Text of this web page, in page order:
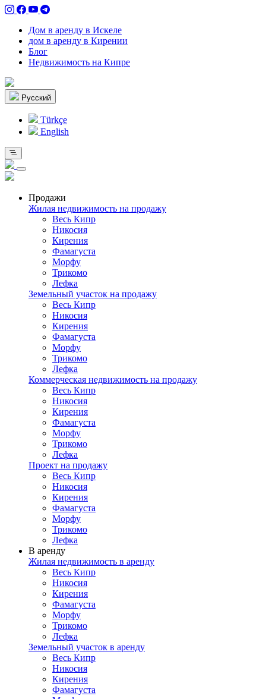
Дом в аренду в Искеле
дом в аренду в Кирении
Блог
Недвижимость на Кипре
Pусский
Türkçe
English
Продажи
Жилая недвижимость на продажу
Весь Кипр
Никосия
Кирения
Фамагуста
Морфу
Трикомо
Лефка
Земельный участок на продажу
Весь Кипр
Никосия
Кирения
Фамагуста
Морфу
Трикомо
Лефка
Коммерческая недвижимость на продажу
Весь Кипр
Никосия
Кирения
Фамагуста
Морфу
Трикомо
Лефка
Проект на продажу
Весь Кипр
Никосия
Кирения
Фамагуста
Морфу
Трикомо
Лефка
В аренду
Жилая недвижимость в аренду
Весь Кипр
Никосия
Кирения
Фамагуста
Морфу
Трикомо
Лефка
Земельный участок в аренду
Весь Кипр
Никосия
Кирения
Фамагуста